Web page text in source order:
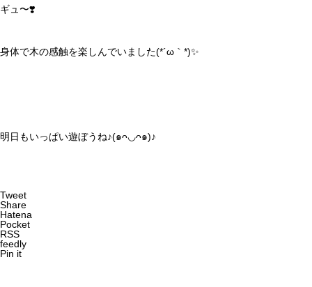
ギュ〜❣️
身体で木の感触を楽しんでいました(*´ω｀*)✨
明日もいっぱい遊ぼうね♪(๑ᴖ◡ᴖ๑)♪
Tweet
Share
Hatena
Pocket
RSS
feedly
Pin it